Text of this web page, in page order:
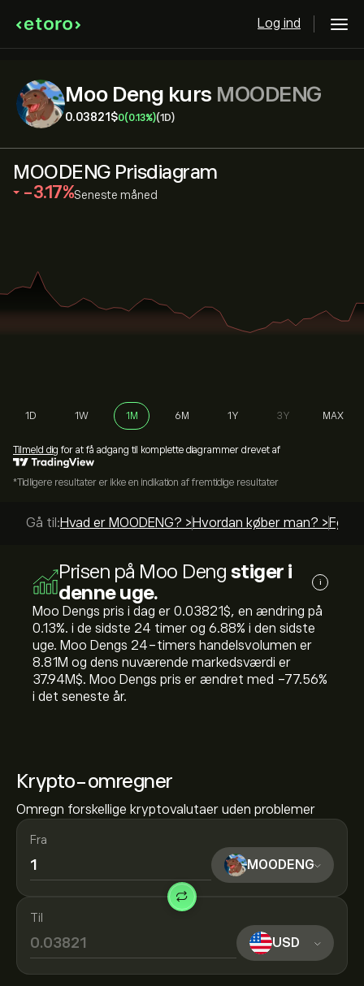
Log ind
Moo Deng kurs MOODENG
0.03821‎$‎0(0.13%)(1D)
Krypto-omregner
Omregn forskellige kryptovalutaer uden problemer
Fra
MOODENG
Til
USD
MOODENG Prisdiagram
‎-3.17‎ Seneste måned
1D 1W 1M 6M 1Y 3Y MAX
Tilmeld dig for at få adgang til komplette diagrammer drevet af
*Tidligere resultater er ikke en indikation af fremtidige resultater
Gå til:Hvad er MOODENG? > Hvordan køber man? >
Prisen på Moo Deng stiger i
denne uge.
i
Moo Dengs pris i dag er 0.03821‎$‎, en ændring på
‎0.13‎%. i de sidste 24 timer og ‎6.88‎% i den sidste
uge. Moo Dengs 24-timers handelsvolumen er
8.81M og dens nuværende markedsværdi er
37.94M‎$‎. Moo Dengs pris er ændret med ‎-77.56‎%
i det seneste år.